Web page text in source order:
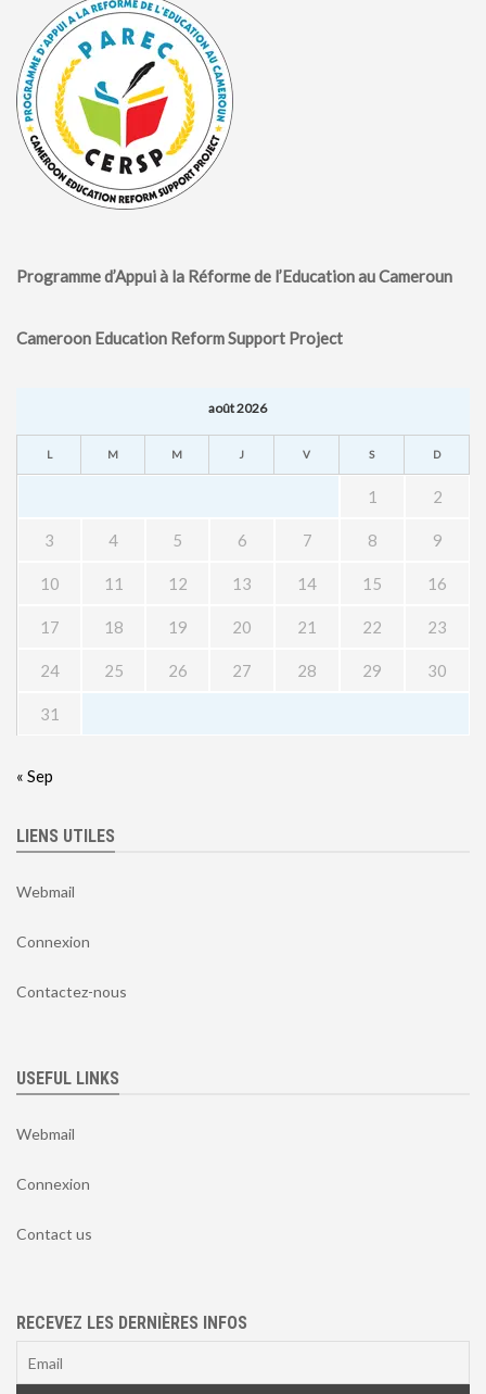
Programme d’Appui à la Réforme de l’Education au Cameroun
Cameroon Education Reform Support Project
août 2026
L M M J V S D
1 2
3 4 5 6 7 8 9
10 11 12 13 14 15 16
17 18 19 20 21 22 23
24 25 26 27 28 29 30
31
« Sep
LIENS UTILES
Webmail
Connexion
Contactez-nous
USEFUL LINKS
Webmail
Connexion
Contact us
RECEVEZ LES DERNIÈRES INFOS